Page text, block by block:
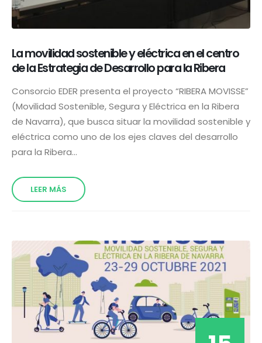
La movilidad sostenible y eléctrica en el centro
de la Estrategia de Desarrollo para la Ribera
Consorcio EDER presenta el proyecto “RIBERA MOVISSE”
(Movilidad Sostenible, Segura y Eléctrica en la Ribera
de Navarra), que busca situar la movilidad sostenible y
eléctrica como uno de los ejes claves del desarrollo
para la Ribera...
LEER MÁS